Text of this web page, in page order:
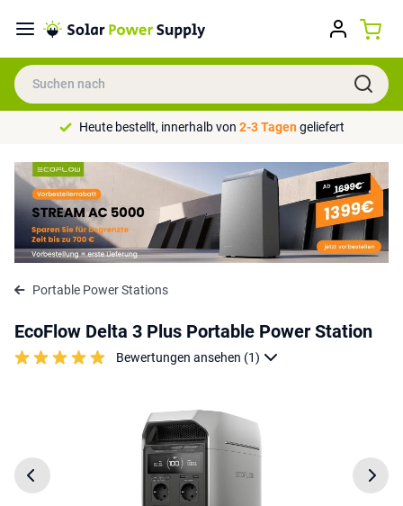
Heute bestellt, innerhalb von 2-3 Tagengeliefert
Portable Power Stations
EcoFlow Delta 3 Plus Portable Power Station
Bewertungen ansehen (1)